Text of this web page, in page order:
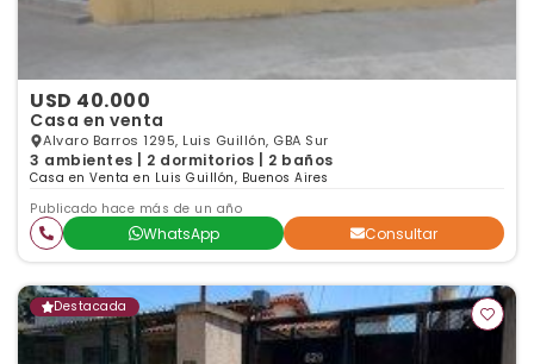
USD 40.000
Casa en venta
Alvaro Barros 1295, Luis Guillón, GBA Sur
3 ambientes | 2 dormitorios | 2 baños
Casa en Venta en Luis Guillón, Buenos Aires
Publicado hace más de un año
WhatsApp Consultar
Destacada